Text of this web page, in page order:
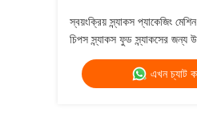
স্বয়ংক্রিয় স্ন্যাকস প্যাকেজিং
চিপস স্ন্যাকস ফুড স্ন্যাকসের জন্য
এখন চ্যাট